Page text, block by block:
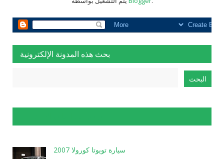
بحث هذه المدونة الإلكترونية
سيارة تويوتا كورولا 2007